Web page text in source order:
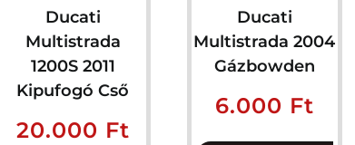
Ducati
Multistrada
1200S 2011
Kipufogó Cső
20.000 Ft
Ducati
Multistrada 2004
Gázbowden
6.000 Ft